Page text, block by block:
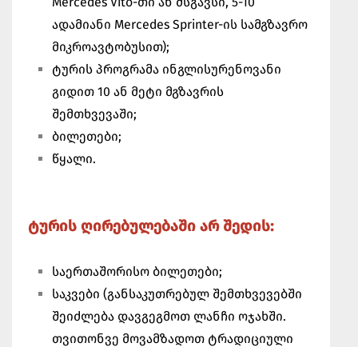
ადამიანი Mercedes Sprinter-ის სამგზავრო
მიკროავტობუსით);
ტურის პროგრამა ინგლისურენოვანი
გიდით 10 ან მეტი მგზავრის
შემთხვევაში;
ბილეთები;
წყალი.
ტურის ღირებულებაში არ შედის:
საერთაშორისო ბილეთები;
საკვები (განსაკუთრებულ შემთხვევებში
შეიძლება დავგეგმოთ ლანჩი ოჯახში.
თვითონვე მოვამზადოთ ტრადიციული